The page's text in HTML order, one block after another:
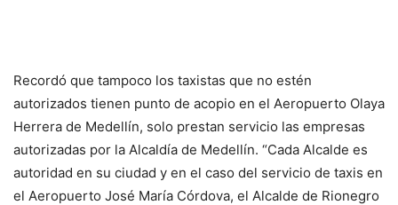
Recordó que tampoco los taxistas que no estén
autorizados tienen punto de acopio en el Aeropuerto Olaya
Herrera de Medellín, solo prestan servicio las empresas
autorizadas por la Alcaldía de Medellín. “Cada Alcalde es
autoridad en su ciudad y en el caso del servicio de taxis en
el Aeropuerto José María Córdova, el Alcalde de Rionegro